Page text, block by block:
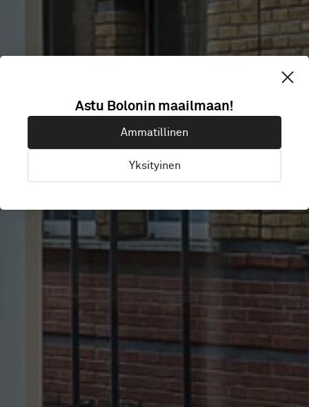
CRUX
London, Iso-Britannia
Astu Bolonin maailmaan!
Ammatillinen
Yksityinen